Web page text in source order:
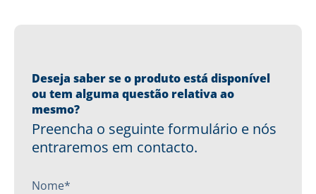
Deseja saber se o produto está disponível
ou tem alguma questão relativa ao
mesmo?
Preencha o seguinte formulário e nós
entraremos em contacto.
Nome*